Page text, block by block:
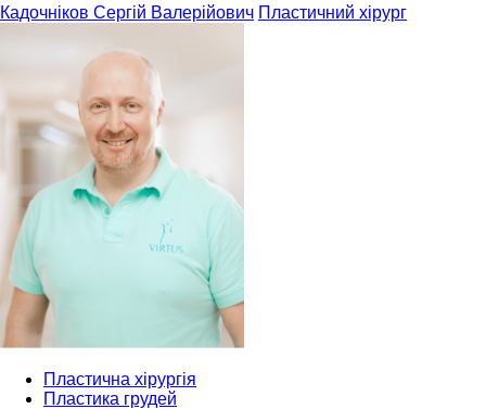
Кадочніков Сергій Валерійович Пластичний хірург
Пластична хірургія
Пластика грудей